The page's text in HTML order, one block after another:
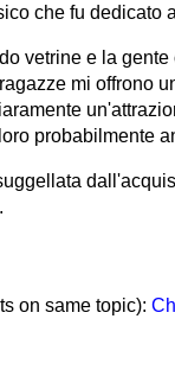
che fu dedicato
vetrine e la
mi offrono
probabilmente
on same topic):